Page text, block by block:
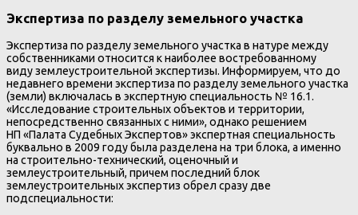
Экспертиза по разделу земельного участка
Экспертиза по разделу земельного участка в натуре между
собственниками относится к наиболее востребованному
виду землеустроительной экспертизы. Информируем, что до
недавнего времени экспертиза по разделу земельного участка
(земли) включалась в экспертную специальность № 16.1.
«Исследование строительных объектов и территории,
непосредственно связанных с ними», однако решением
НП «Палата Судебных Экспертов» экспертная специальность
буквально в 2009 году была разделена на три блока, а именно
на строительно-технический, оценочный и
землеустроительный, причем последний блок
землеустроительных экспертиз обрел сразу две
подспециальности: